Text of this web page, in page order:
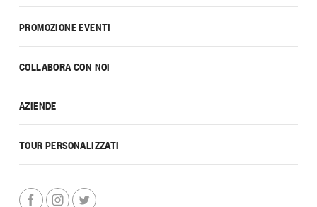
PROMOZIONE EVENTI
COLLABORA CON NOI
AZIENDE
TOUR PERSONALIZZATI